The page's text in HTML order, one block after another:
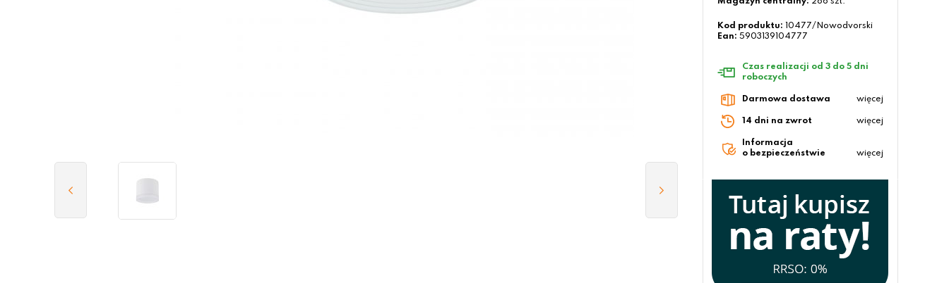
Kod produktu:
10477/Nowodvorski
Ean: 5903139104777
Czas realizacji od 3 do 5 dni
roboczych
Darmowa dostawa więcej
14 dni na zwrot więcej
Informacja
o bezpieczeństwie
więcej